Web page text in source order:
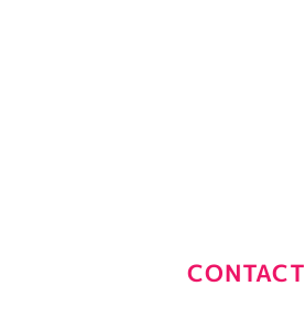
CONTACT